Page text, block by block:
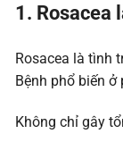
1. Rosacea
Rosacea là tình
Bệnh phổ biến
Không chỉ gây